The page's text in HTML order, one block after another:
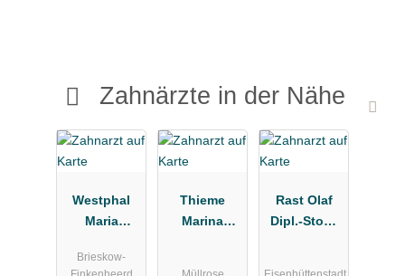
Zahnärzte in der Nähe
Westphal
Maria
Zahnarzt
Brieskow-
Thieme
Marina
Rast Olaf
Dipl.-Stom.